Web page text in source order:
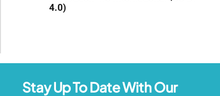
4.0)
Stay Up To Date With Our